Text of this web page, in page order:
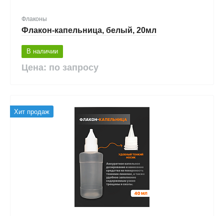
Флаконы
Флакон-капельница, белый, 20мл
В наличии
Цена: по запросу
Хит продаж